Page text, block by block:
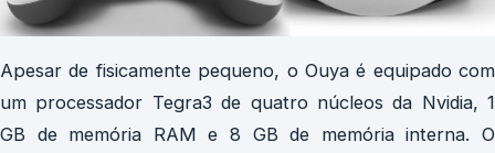
Apesar de fisicamente pequeno, o Ouya é equipado com
um processador Tegra3 de quatro núcleos da Nvidia, 1
GB de memória RAM e 8 GB de memória interna. O